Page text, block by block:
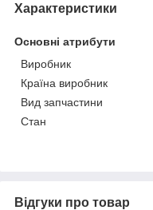
Характеристики
Основні атрибути
Виробник
Країна виробник
Вид запчастини
Стан
Відгуки про товар